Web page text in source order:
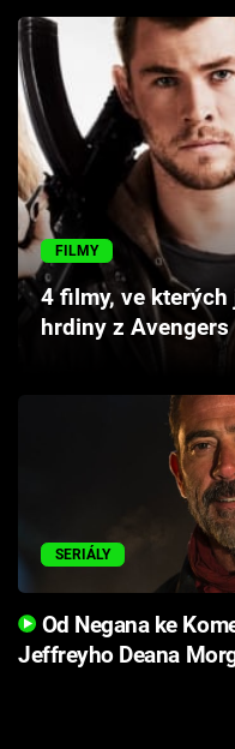
Filmy
Seriály
Hry
Cool Esport
Pořady
Sledujte prima+
FILMY
4 filmy, ve
hrdiny z Avengers
SERIÁLY
Od Negana ke
Jeffreyho Deana